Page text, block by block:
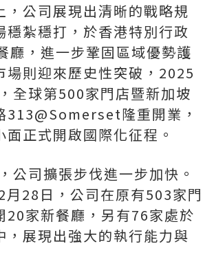
，公司展現出清晰的戰略規
穩紮穩打，於香港特別行政
廳，進一步鞏固區域優勢護
場則迎來歷史性突破，2025
全球第500家門店暨新加坡
313@Somerset隆重開業，
正式開啟國際化征程。
公司擴張步伐進一步加快。
28日，公司在原有503家門
20家新餐廳，另有76家處於
，展現出強大的執行能力與